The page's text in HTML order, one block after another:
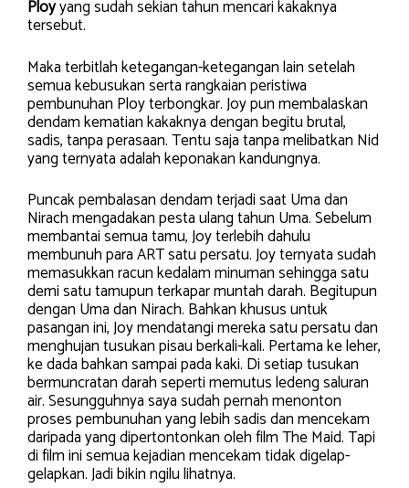
Ployyang sudah sekian tahun mencari kakaknya
tersebut.
Maka terbitlah ketegangan-ketegangan lain setelah
semua kebusukan serta rangkaian peristiwa
pembunuhan Ploy terbongkar. Joy pun membalaskan
dendam kematian kakaknya dengan begitu brutal,
sadis, tanpa perasaan. Tentu saja tanpa melibatkan Nid
yang ternyata adalah keponakan kandungnya.
Puncak pembalasan dendam terjadi saat Uma dan
Nirach mengadakan pesta ulang tahun Uma. Sebelum
membantai semua tamu, Joy terlebih dahulu
membunuh para ART satu persatu. Joy ternyata sudah
memasukkan racun kedalam minuman sehingga satu
demi satu tamupun terkapar muntah darah. Begitupun
dengan Uma dan Nirach. Bahkan khusus untuk
pasangan ini, Joy mendatangi mereka satu persatu dan
menghujan tusukan pisau berkali-kali. Pertama ke leher,
ke dada bahkan sampai pada kaki. Di setiap tusukan
bermuncratan darah seperti memutus ledeng saluran
air. Sesungguhnya saya sudah pernah menonton
proses pembunuhan yang lebih sadis dan mencekam
daripada yang dipertontonkan oleh film The Maid. Tapi
di film ini semua kejadian mencekam tidak digelap-
gelapkan. Jadi bikin ngilu lihatnya.